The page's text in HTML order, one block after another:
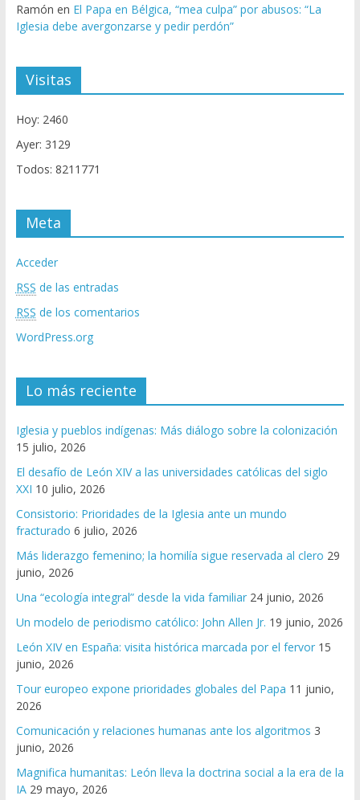
Ramón en El Papa en Bélgica, “mea culpa” por abusos: “La
Iglesia debe avergonzarse y pedir perdón”
Visitas
Hoy: 2460
Ayer: 3129
Todos: 8211771
Meta
Acceder
RSS de las entradas
RSS de los comentarios
WordPress.org
Lo más reciente
Iglesia y pueblos indígenas: Más diálogo sobre la colonización
15 julio, 2026
El desafío de León XIV a las universidades católicas del siglo
XXI 10 julio, 2026
Consistorio: Prioridades de la Iglesia ante un mundo
fracturado 6 julio, 2026
Más liderazgo femenino; la homilía sigue reservada al clero 29
junio, 2026
Una “ecología integral” desde la vida familiar 24 junio, 2026
Un modelo de periodismo católico: John Allen Jr. 19 junio, 2026
León XIV en España: visita histórica marcada por el fervor 15
junio, 2026
Tour europeo expone prioridades globales del Papa 11 junio,
2026
Comunicación y relaciones humanas ante los algoritmos 3
junio, 2026
Magnifica humanitas: León lleva la doctrina social a la era de la
IA 29 mayo, 2026